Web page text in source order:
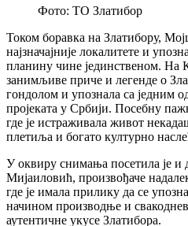
Фото: ТО Златибор
Током боравка на Златибору,
најзначајније локалитете и
планину чине јединственом. На
занимљиве приче и легенде о
гондолом и упознала са једним
пројеката у Србији. Посебну
где је истраживала живот
плетиља и богато културно
У оквиру снимања посетила је и
Мијаиловић, произвођаче
где је имала прилику да се
начином производње и
аутентичне укусе Златибора.